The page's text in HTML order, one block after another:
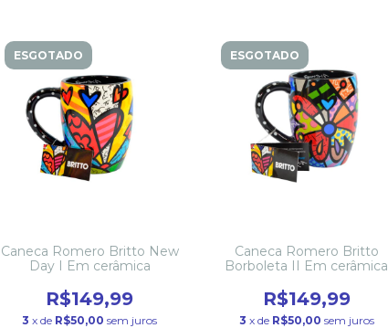
ESGOTADO
Caneca Romero Britto New
Day I Em cerâmica
R$149,99
3 x de R$50,00 sem juros
ESGOTADO
Caneca Romero Britto
Borboleta II Em cerâmica
R$149,99
3 x de R$50,00 sem juros